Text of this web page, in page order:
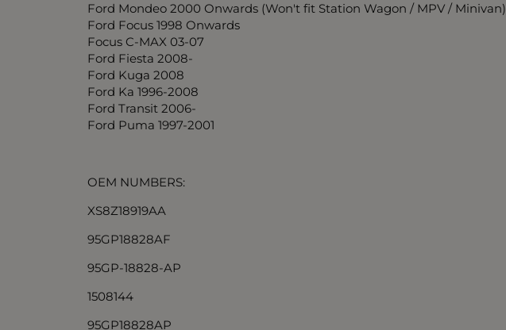
Ford Mondeo 2000 Onwards (Won't fit Station Wagon / MPV / Minivan)
Ford Focus 1998 Onwards
Focus C-MAX 03-07
Ford Fiesta 2008-
Ford Kuga 2008
Ford Ka 1996-2008
Ford Transit 2006-
Ford Puma 1997-2001
OEM NUMBERS:
XS8Z18919AA
95GP18828AF
95GP-18828-AP
1508144
95GP18828AP